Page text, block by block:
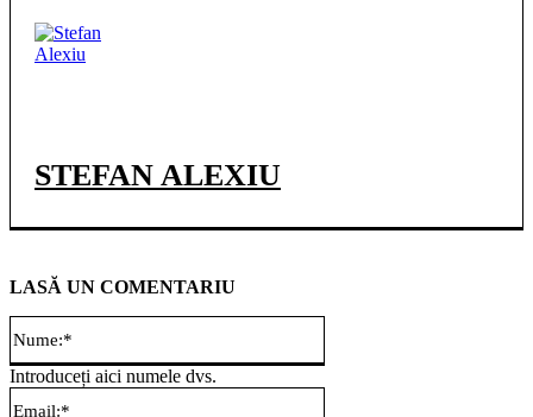
STEFAN ALEXIU
LASĂ UN COMENTARIU
Introduceți aici numele dvs.